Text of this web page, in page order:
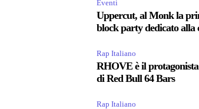
Eventi
Uppercut, al Monk la
block party dedicato
Rap Italiano
RHOVE è il
di Red Bull 64 Bars
Rap Italiano